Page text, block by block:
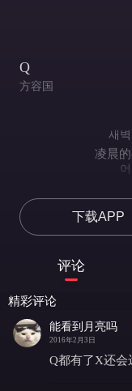
Q
方容国
새
凌晨
피하지
不要逃
답답해
但
下载APP
评论
精彩评论
能看到月亮吗
2016年2月3日
Q都有了X还会